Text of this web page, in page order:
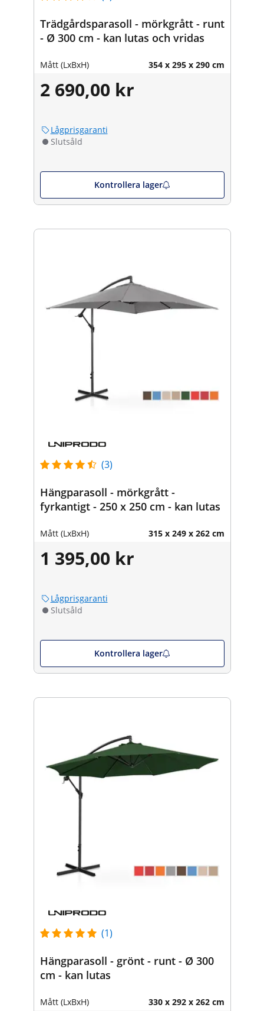
Trädgårdsparasoll - mörkgrått - runt
- Ø 300 cm - kan lutas och vridas
Mått (LxBxH) 354 x 295 x 290 cm
2 690,00 kr
Lågprisgaranti
Slutsåld
Kontrollera lager
(3)
Hängparasoll - mörkgrått -
fyrkantigt - 250 x 250 cm - kan lutas
Mått (LxBxH) 315 x 249 x 262 cm
1 395,00 kr
Lågprisgaranti
Slutsåld
Kontrollera lager
(1)
Hängparasoll - grönt - runt - Ø 300
cm - kan lutas
Mått (LxBxH) 330 x 292 x 262 cm